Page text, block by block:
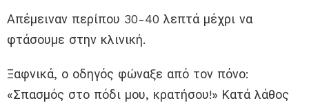
Απέμειναν περίπου 30-40 λεπτά μέχρι να
φτάσουμε στην κλινική.
Ξαφνικά, ο οδηγός φώναξε από τον πόνο:
«Σπασμός στο πόδι μου, κρατήσου!» Κατά λάθος